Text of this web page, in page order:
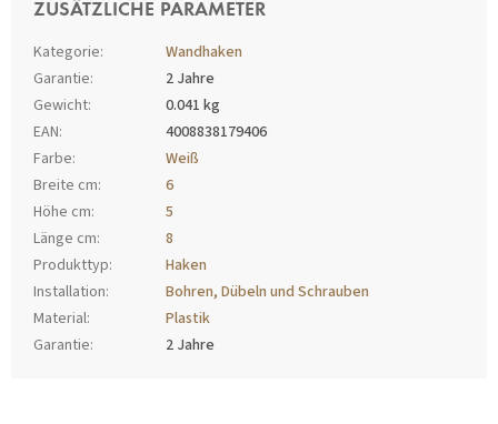
ZUSÄTZLICHE PARAMETER
Kategorie:
Wandhaken
Garantie:
2 Jahre
Gewicht:
0.041 kg
EAN:
4008838179406
Farbe:
Weiß
Breite cm:
6
Höhe cm:
5
Länge cm:
8
Produkttyp:
Haken
Installation:
Bohren, Dübeln und Schrauben
Material:
Plastik
Garantie:
2 Jahre